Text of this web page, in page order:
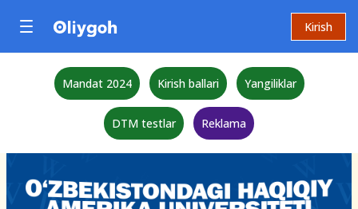
Kirish
Mandat 2024 Kirish ballari Yangiliklar
DTM testlar Reklama